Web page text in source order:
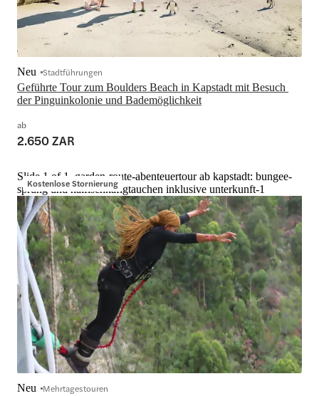
Geführte Tour zum Boulders Beach in Kapstadt mit Besuch
der Pinguinkolonie und Bademöglichkeit
Neu Stadtführungen
ab
2.650 ZAR
Kostenlose Stornierung
Slide 1 of 1, garden-route-abenteuertour ab kapstadt: bungee-
sprung und haifischkäfigtauchen inklusive unterkunft-1
Neu Mehrtagestouren